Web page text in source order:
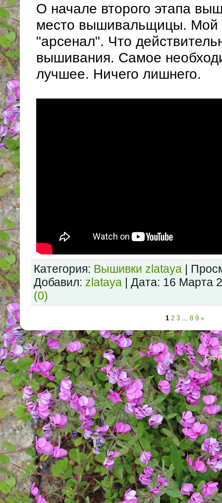
О начале второго этапа
место вышивальщицы.
"арсенал". Что
вышивания. Самое
лучшее. Ничего лишнего.
Категория: Вышивки zlataya |
Добавил: zlataya | Дата: 16 Марта
(0)
1 2 3 ... 8 9 »